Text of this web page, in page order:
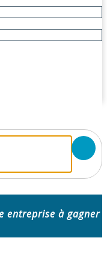
entreprise à gagner